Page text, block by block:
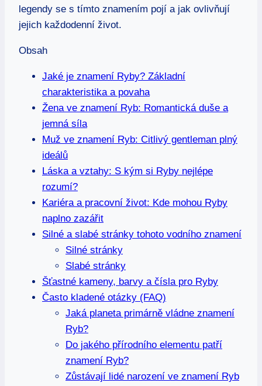
legendy se s tímto znamením pojí a jak ovlivňují
jejich každodenní život.
Obsah
Jaké je znamení Ryby? Základní
charakteristika a povaha
Žena ve znamení Ryb: Romantická duše a
jemná síla
Muž ve znamení Ryb: Citlivý gentleman plný
ideálů
Láska a vztahy: S kým si Ryby nejlépe
rozumí?
Kariéra a pracovní život: Kde mohou Ryby
naplno zazářit
Silné a slabé stránky tohoto vodního znamení
Silné stránky
Slabé stránky
Šťastné kameny, barvy a čísla pro Ryby
Často kladené otázky (FAQ)
Jaká planeta primárně vládne znamení
Ryb?
Do jakého přírodního elementu patří
znamení Ryb?
Zůstávají lidé narození ve znamení Ryb